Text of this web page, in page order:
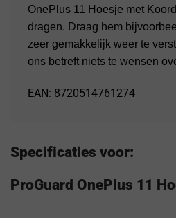
OnePlus 11 Hoesje met
dragen. Draag hem
zeer gemakkelijk weer te
ons betreft niets te wensen
EAN: 8720514761274
Specificaties voor:
ProGuard OnePlus 11